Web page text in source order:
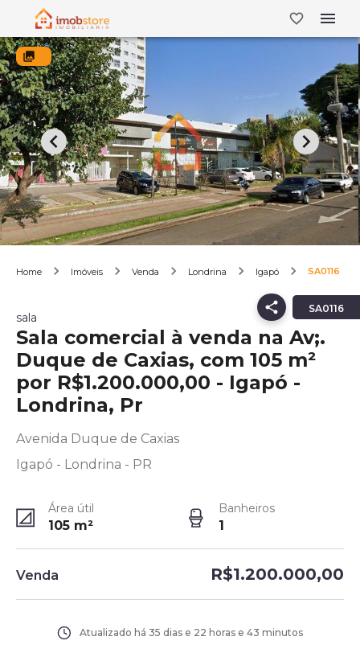
Home Imóveis Venda Londrina Igapó SA0116
SA0116
sala
Sala comercial à venda na Av;.
Duque de Caxias, com 105 m²
por R$1.200.000,00 - Igapó -
Londrina, Pr
Avenida Duque de Caxias
Igapó - Londrina - PR
Área útil
105 m²
Banheiros
1
Venda R$1.200.000,00
Atualizado há 35 dias e 22 horas e 43 minutos